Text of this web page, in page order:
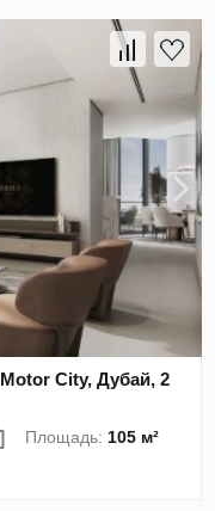
City, Дубай, 2
Площадь:105 м²